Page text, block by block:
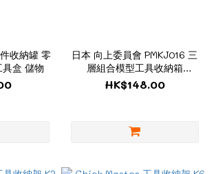
收納罐 零
盒 儲物
日本 向上委員會 PMKJ016 三
層組合模型工具收納箱
Container 054
HK$148.00